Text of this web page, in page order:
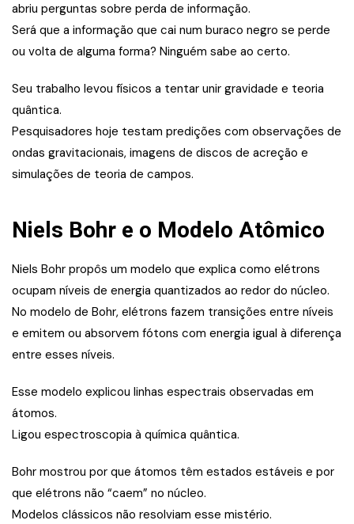
abriu perguntas sobre perda de informação.
Será que a informação que cai num buraco negro se perde
ou volta de alguma forma? Ninguém sabe ao certo.
Seu trabalho levou físicos a tentar unir gravidade e teoria
quântica.
Pesquisadores hoje testam predições com observações de
ondas gravitacionais, imagens de discos de acreção e
simulações de teoria de campos.
Niels Bohr e o Modelo Atômico
Niels Bohr propôs um modelo que explica como elétrons
ocupam níveis de energia quantizados ao redor do núcleo.
No modelo de Bohr, elétrons fazem transições entre níveis
e emitem ou absorvem fótons com energia igual à diferença
entre esses níveis.
Esse modelo explicou linhas espectrais observadas em
átomos.
Ligou espectroscopia à química quântica.
Bohr mostrou por que átomos têm estados estáveis e por
que elétrons não “caem” no núcleo.
Modelos clássicos não resolviam esse mistério.